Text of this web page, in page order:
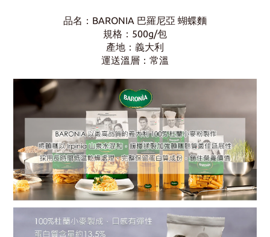
品名：BARONIA 巴羅尼亞 蝴蝶麵
規格：500g/包
產地：義大利
運送溫層：常溫